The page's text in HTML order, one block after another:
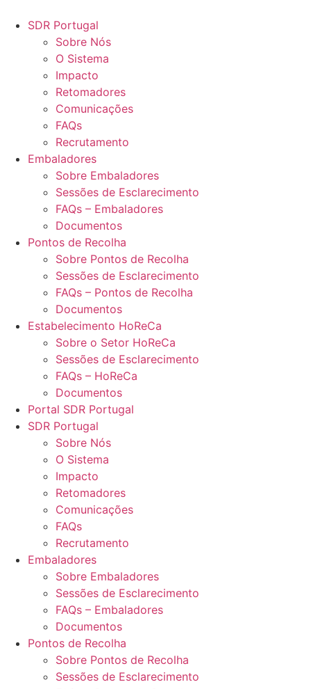
para
conteúdo
SDR Portugal
Sobre Nós
O Sistema
Impacto
Retomadores
Comunicações
FAQs
Recrutamento
Embaladores
Sobre Embaladores
Sessões de Esclarecimento
FAQs – Embaladores
Documentos
Pontos de Recolha
Sobre Pontos de Recolha
Sessões de Esclarecimento
FAQs – Pontos de Recolha
Documentos
Estabelecimento HoReCa
Sobre o Setor HoReCa
Sessões de Esclarecimento
FAQs – HoReCa
Documentos
Portal SDR Portugal
SDR Portugal
Sobre Nós
O Sistema
Impacto
Retomadores
Comunicações
FAQs
Recrutamento
Embaladores
Sobre Embaladores
Sessões de Esclarecimento
FAQs – Embaladores
Documentos
Pontos de Recolha
Sobre Pontos de Recolha
Sessões de Esclarecimento